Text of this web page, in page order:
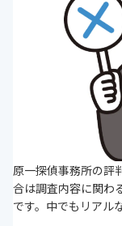
原一探偵事務所の評
合は調査内容に関わ
です。中でもリアル